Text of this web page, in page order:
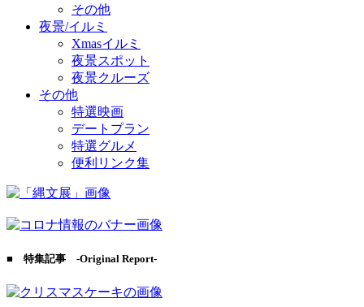
その他
夜景/イルミ
Xmasイルミ
夜景スポット
夜景クルーズ
その他
特選映画
デートプラン
特選グルメ
便利リンク集
■ 特集記事 -Original Report-